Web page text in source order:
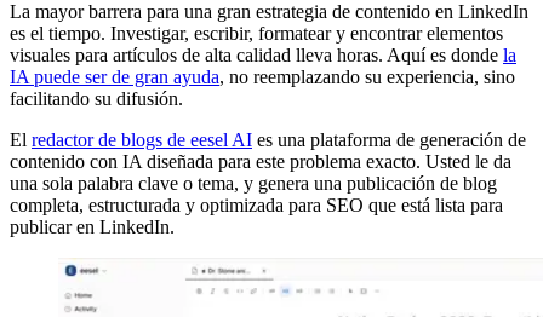
La mayor barrera para una gran estrategia de contenido en LinkedIn
es el tiempo. Investigar, escribir, formatear y encontrar elementos
visuales para artículos de alta calidad lleva horas. Aquí es donde la
IA puede ser de gran ayuda, no reemplazando su experiencia, sino
facilitando su difusión.
El redactor de blogs de eesel AI es una plataforma de generación de
contenido con IA diseñada para este problema exacto. Usted le da
una sola palabra clave o tema, y genera una publicación de blog
completa, estructurada y optimizada para SEO que está lista para
publicar en LinkedIn.